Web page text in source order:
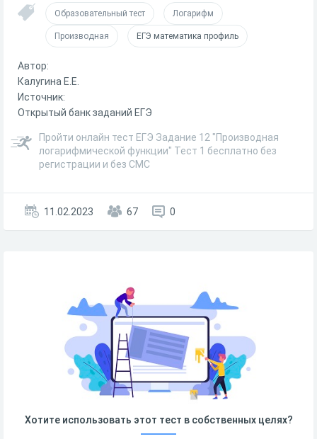
Образовательный тест Логарифм
Производная ЕГЭ математика профиль
Автор:
Калугина Е.Е.
Источник:
Открытый банк заданий ЕГЭ
Пройти онлайн тест ЕГЭ Задание 12 "Производная
логарифмической функции" Тест 1 бесплатно без
регистрации и без СМС
11.02.2023 67 0
Хотите использовать этот тест в собственных целях?